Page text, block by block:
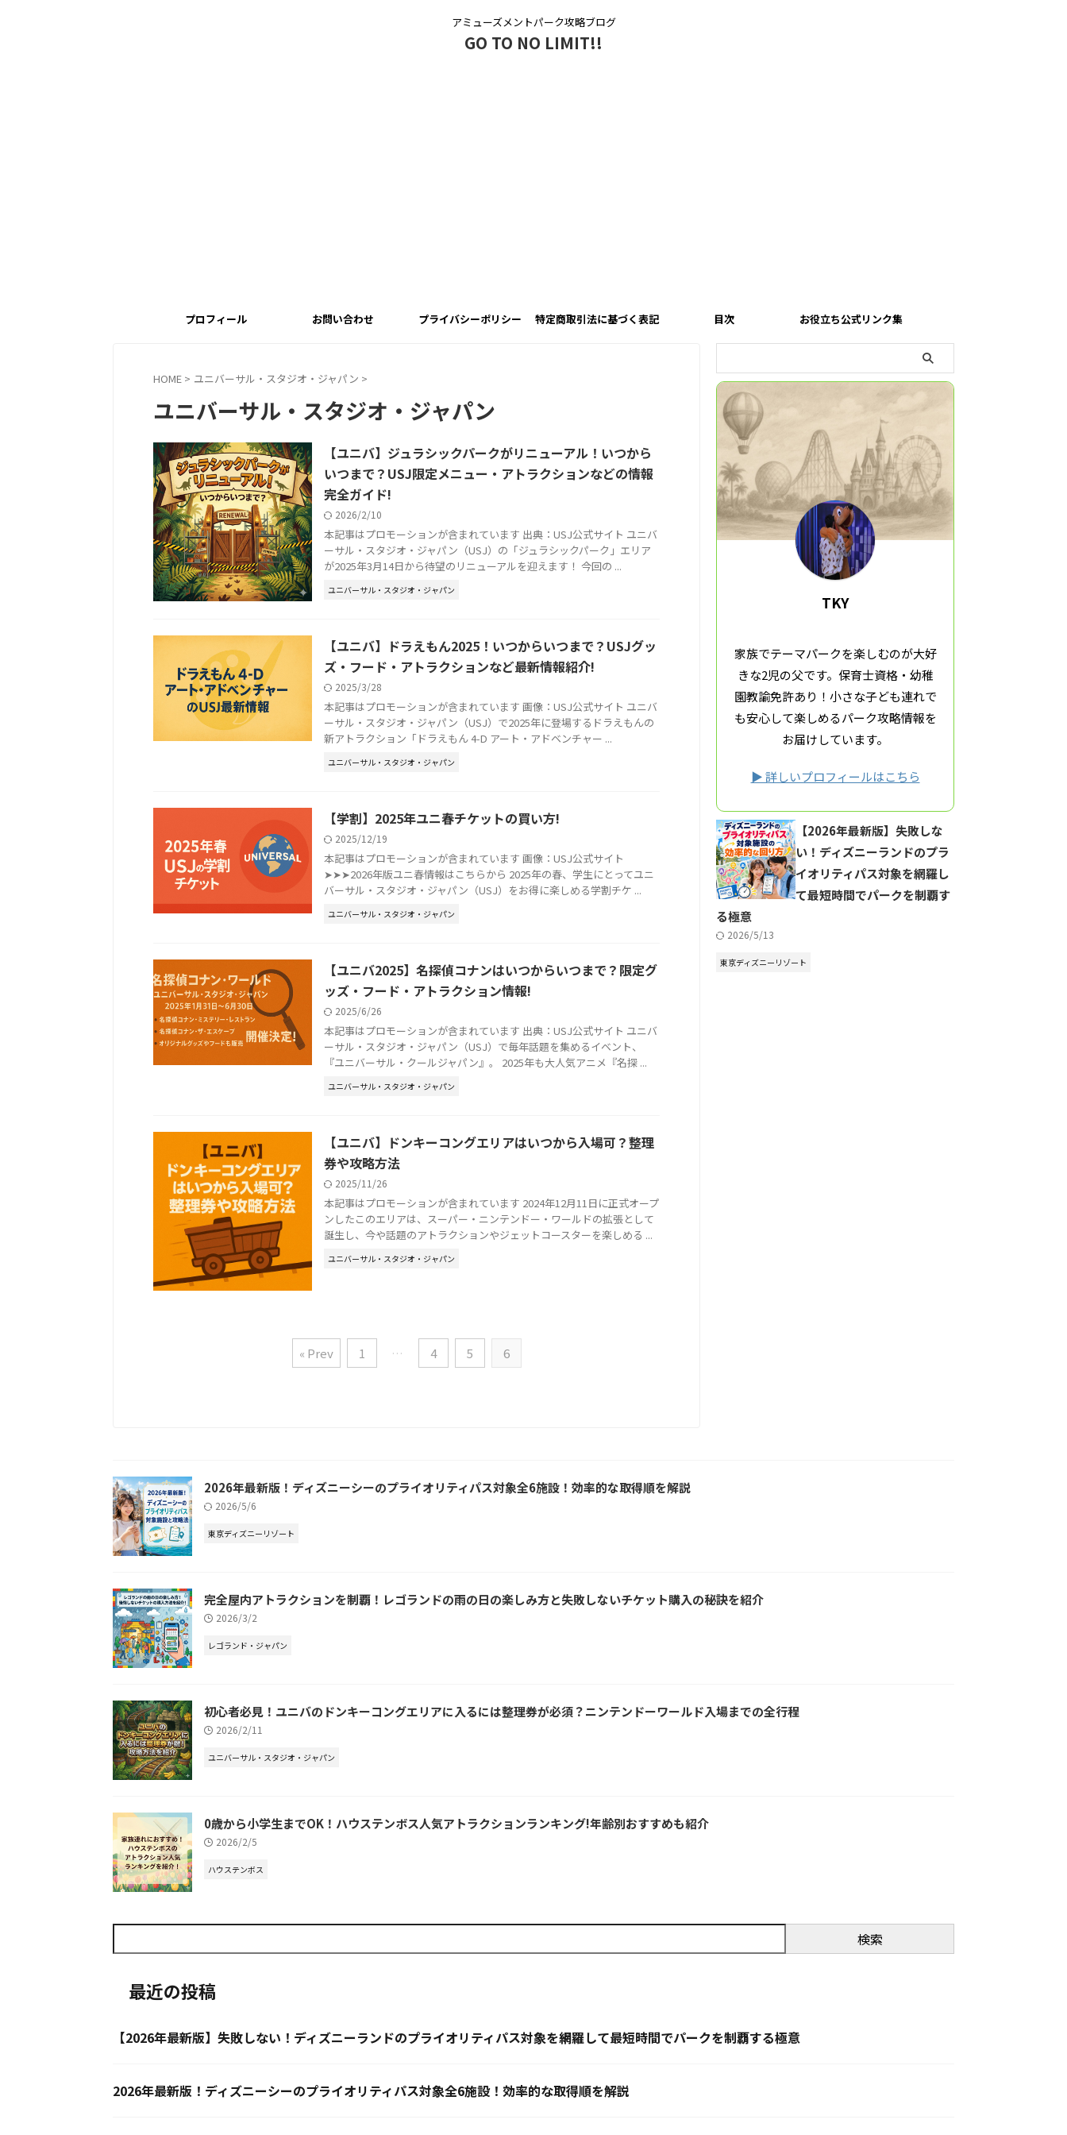
アミューズメントパーク攻略ブログ
GO TO NO LIMIT!!
プロフィール お問い合わせ プライバシーポリシー 特定商取引法に基づく表記 目次 お役立ち公式リンク集
HOME > ユニバーサル・スタジオ・ジャパン >
ユニバーサル・スタジオ・ジャパン
【ユニバ】ジュラシックパークがリニューアル！いつから
いつまで？USJ限定メニュー・アトラクションなどの情報
完全ガイド!
2026/2/10
本記事はプロモーションが含まれています 出典：USJ公式サイト ユニバ
ーサル・スタジオ・ジャパン（USJ）の「ジュラシックパーク」エリア
が2025年3月14日から待望のリニューアルを迎えます！ 今回の ...
ユニバーサル・スタジオ・ジャパン
【ユニバ】ドラえもん2025！いつからいつまで？USJグッ
ズ・フード・アトラクションなど最新情報紹介!
2025/3/28
本記事はプロモーションが含まれています 画像：USJ公式サイト ユニバ
ーサル・スタジオ・ジャパン（USJ）で2025年に登場するドラえもんの
新アトラクション「ドラえもん 4-D アート・アドベンチャー ...
ユニバーサル・スタジオ・ジャパン
【学割】2025年ユニ春チケットの買い方!
2025/12/19
本記事はプロモーションが含まれています 画像：USJ公式サイト
➤➤➤2026年版ユニ春情報はこちらから 2025年の春、学生にとってユニ
バーサル・スタジオ・ジャパン（USJ）をお得に楽しめる学割チケ ...
ユニバーサル・スタジオ・ジャパン
【ユニバ2025】名探偵コナンはいつからいつまで？限定グ
ッズ・フード・アトラクション情報!
2025/6/26
本記事はプロモーションが含まれています 出典：USJ公式サイト ユニバ
ーサル・スタジオ・ジャパン（USJ）で毎年話題を集めるイベント、
『ユニバーサル・クールジャパン』。 2025年も大人気アニメ『名探 ...
ユニバーサル・スタジオ・ジャパン
【ユニバ】ドンキーコングエリアはいつから入場可？整理
券や攻略方法
2025/11/26
本記事はプロモーションが含まれています 2024年12月11日に正式オープ
ンしたこのエリアは、スーパー・ニンテンドー・ワールドの拡張として
誕生し、今や話題のアトラクションやジェットコースターを楽しめる ...
ユニバーサル・スタジオ・ジャパン
« Prev 1 … 4 5 6
TKY
家族でテーマパークを楽しむのが大好
きな2児の父です。保育士資格・幼稚
園教諭免許あり！小さな子ども連れで
も安心して楽しめるパーク攻略情報を
お届けしています。
▶ 詳しいプロフィールはこちら
【2026年最新版】失敗しな
い！ディズニーランドのプラ
イオリティパス対象を網羅し
て最短時間でパークを制覇す
る極意
2026/5/13
東京ディズニーリゾート
2026年最新版！ディズニーシーのプライオリティパス対象全6施設！効率的な取得順を解説
2026/5/6
東京ディズニーリゾート
完全屋内アトラクションを制覇！レゴランドの雨の日の楽しみ方と失敗しないチケット購入の秘訣を紹介
2026/3/2
レゴランド・ジャパン
初心者必見！ユニバのドンキーコングエリアに入るには整理券が必須？ニンテンドーワールド入場までの全行程
2026/2/11
ユニバーサル・スタジオ・ジャパン
0歳から小学生までOK！ハウステンボス人気アトラクションランキング!年齢別おすすめも紹介
2026/2/5
ハウステンボス
検索
最近の投稿
【2026年最新版】失敗しない！ディズニーランドのプライオリティパス対象を網羅して最短時間でパークを制覇する極意
2026年最新版！ディズニーシーのプライオリティパス対象全6施設！効率的な取得順を解説